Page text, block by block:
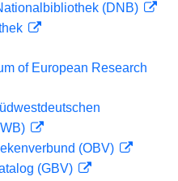
(DNB)
of European Research
(OBV)
(GBV)